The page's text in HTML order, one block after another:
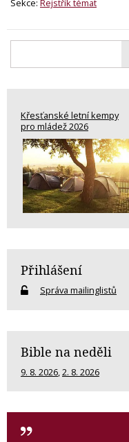
Křesťanské letní kempy
pro mládež 2026
Přihlášení
Správa mailinglistů
Bible na neděli
9. 8. 2026,2. 8. 2026